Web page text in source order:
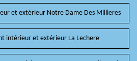
et extérieur Notre Dame Des Millieres
intérieur et extérieur La Lechere